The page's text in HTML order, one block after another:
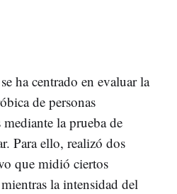
se ha centrado en evaluar la
de personas
la prueba de
Para ello, realizó dos
que midió ciertos
la intensidad del